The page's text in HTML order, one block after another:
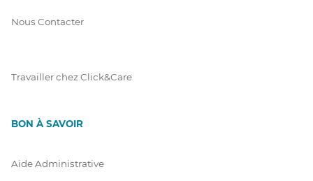
Nous Contacter
Travailler chez Click&Care
BON À SAVOIR
Aide Administrative